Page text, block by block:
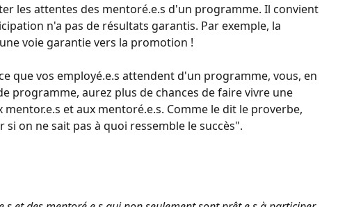
les attentes des mentoré.e.s d'un programme. Il convient
n'a pas de résultats garantis. Par exemple, la
voie garantie vers la promotion !
que vos employé.e.s attendent d'un programme, vous, en
programme, aurez plus de chances de faire vivre une
et aux mentoré.e.s. Comme le dit le proverbe,
si on ne sait pas à quoi ressemble le succès".